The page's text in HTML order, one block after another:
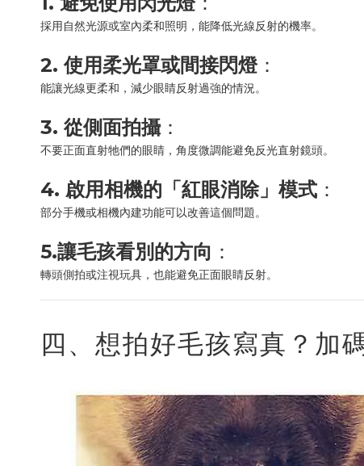
採用自然光源或室內柔和照明，能降低光線反射的機率。
2. 使用柔光罩或間接閃燈：
能讓光線更柔和，減少眼睛反射過強的情況。
3. 從側面拍攝：
不要正面直射牠們的眼睛，角度微調能避免反光直射鏡頭。
4. 啟用相機的「紅眼消除」模式 ：
部分手機或相機內建功能可以改善這個問題。
5.讓毛孩看別的方向 ：
轉頭側拍或注視玩具，也能避免正面眼睛反射。
四、想拍好毛孩寫真？加